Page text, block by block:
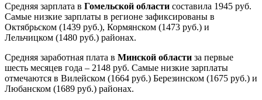
Средняя зарплата в Гомельской области составила 1945 руб.
Самые низкие зарплаты в регионе зафиксированы в
Октябрьском (1439 руб.), Кормянском (1473 руб.) и
Лельчицком (1480 руб.) районах.
Средняя заработная плата в Минской области за первые
шесть месяцев года – 2148 руб. Самые низкие зарплаты
отмечаются в Вилейском (1664 руб.) Березинском (1675 руб.) и
Любанском (1689 руб.) районах.